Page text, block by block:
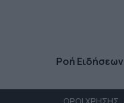
Ροή Ειδήσεων